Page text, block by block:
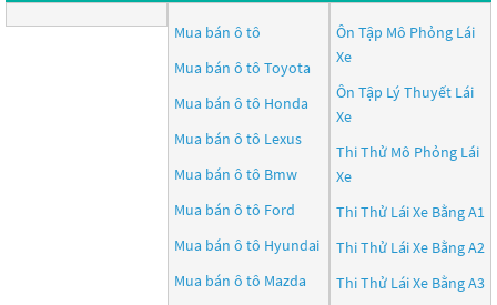
Mua bán ô tô
Mua bán ô tô Toyota
Mua bán ô tô Honda
Mua bán ô tô Lexus
Mua bán ô tô Bmw
Mua bán ô tô Ford
Mua bán ô tô Hyundai
Mua bán ô tô Mazda
Ôn Tập Mô Phỏng Lái
Xe
Ôn Tập Lý Thuyết Lái
Xe
Thi Thử Mô Phỏng Lái
Xe
Thi Thử Lái Xe Bằng A1
Thi Thử Lái Xe Bằng A2
Thi Thử Lái Xe Bằng A3